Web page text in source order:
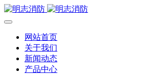
网站首页
关于我们
新闻动态
产品中心